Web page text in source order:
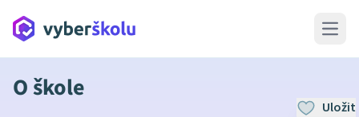
Open
O škole
Uložit